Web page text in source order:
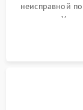
неисправной
жерновов.
ring) и